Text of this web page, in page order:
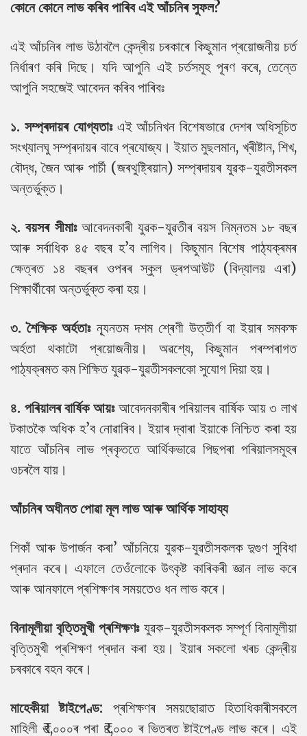
কোনে কোনে লাভ কৰিব পাৰিব এই আঁচনিৰ সুফল?
এই আঁচনিৰ লাভ উঠাবলৈ কেন্দ্ৰীয় চৰকাৰে কিছুমান প্ৰয়োজনীয় চৰ্ত
নিৰ্ধাৰণ কৰি দিছে। যদি আপুনি এই চৰ্তসমূহ পূৰণ কৰে, তেন্তে
আপুনি সহজেই আবেদন কৰিব পাৰিবঃ
১. সম্প্ৰদায়ৰ যোগ্যতাঃএই আঁচনিখন বিশেষভাৱে দেশৰ অধিসূচিত
সংখ্যালঘু সম্প্ৰদায়ৰ বাবে প্ৰযোজ্য। ইয়াত মুছলমান, খ্ৰীষ্টান, শিখ,
বৌদ্ধ, জৈন আৰু পাৰ্চী (জৰথুষ্ট্ৰিয়ান) সম্প্ৰদায়ৰ যুৱক-যুৱতীসকল
অন্তৰ্ভুক্ত।
২. বয়সৰ সীমাঃ আবেদনকাৰী যুৱক-যুৱতীৰ বয়স নিম্নতম ১৮ বছৰ
আৰু সৰ্বাধিক ৪৫ বছৰ হ’ব লাগিব। কিছুমান বিশেষ পাঠ্যক্ৰমৰ
ক্ষেত্ৰত ১৪ বছৰৰ ওপৰৰ স্কুল ড্ৰপআউট (বিদ্যালয় এৰা)
শিক্ষাৰ্থীকো অন্তৰ্ভুক্ত কৰা হয়।
৩. শৈক্ষিক অৰ্হতাঃন্যূনতম দশম শ্ৰেণী উত্তীৰ্ণ বা ইয়াৰ সমকক্ষ
অৰ্হতা থকাটো প্ৰয়োজনীয়। অৱশ্যে, কিছুমান পৰম্পৰাগত
পাঠ্যক্ৰমত কম শিক্ষিত যুৱক-যুৱতীসকলকো সুযোগ দিয়া হয়।
৪. পৰিয়ালৰ বাৰ্ষিক আয়ঃআবেদনকাৰীৰ পৰিয়ালৰ বাৰ্ষিক আয় ৩ লাখ
টকাতকৈ অধিক হ’ব নোৱাৰিব। ইয়াৰ দ্বাৰা ইয়াকে নিশ্চিত কৰা হয়
যাতে আঁচনিৰ লাভ প্ৰকৃততে আৰ্থিকভাৱে পিছপৰা পৰিয়ালসমূহৰ
ওচৰলৈ যায়।
আঁচনিৰ অধীনত পোৱা মূল লাভ আৰু আৰ্থিক সাহায্য
শিকাঁ আৰু উপাৰ্জন কৰা’ আঁচনিয়ে যুৱক-যুৱতীসকলক দুগুণ সুবিধা
প্ৰদান কৰে। এফালে তেওঁলোকে উৎকৃষ্ট কাৰিকৰী জ্ঞান লাভ কৰে
আৰু আনফালে প্ৰশিক্ষণৰ সময়তেও ধন লাভ কৰে।
বিনামূলীয়া বৃত্তিমুখী প্ৰশিক্ষণঃযুৱক-যুৱতীসকলক সম্পূৰ্ণ বিনামূলীয়া
বৃত্তিমুখী প্ৰশিক্ষণ প্ৰদান কৰা হয়। ইয়াৰ সকলো খৰচ কেন্দ্ৰীয়
চৰকাৰে বহন কৰে।
মাহেকীয়া ষ্টাইপেণ্ড: প্ৰশিক্ষণৰ সময়ছোৱাত হিতাধিকাৰীসকলে
মাহিলী ₹৩,০০০ৰ পৰা ₹৪,০০০ ৰ ভিতৰত ষ্টাইপেণ্ড লাভ কৰে। এই